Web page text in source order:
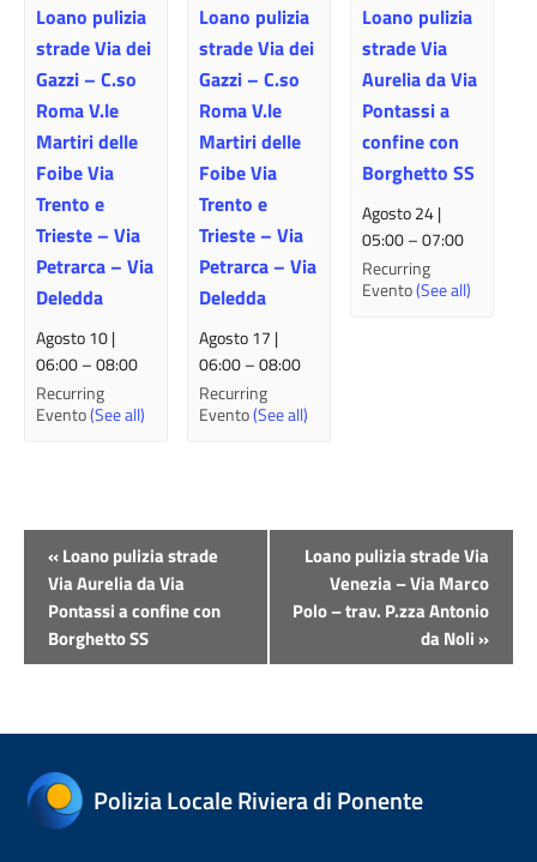
Loano pulizia
strade Via dei
Gazzi – C.so
Roma V.le
Martiri delle
Foibe Via
Trento e
Trieste – Via
Petrarca – Via
Deledda
Agosto 10 |
06:00–08:00
Recurring
Evento(See all)
Loano pulizia
strade Via dei
Gazzi – C.so
Roma V.le
Martiri delle
Foibe Via
Trento e
Trieste – Via
Petrarca – Via
Deledda
Agosto 17 |
06:00–08:00
Recurring
Evento(See all)
Loano pulizia
strade Via
Aurelia da Via
Pontassi a
confine con
Borghetto SS
Agosto 24 |
05:00–07:00
Recurring
Evento(See all)
Evento
Navigazione
«Loano pulizia strade
Via Aurelia da Via
Pontassi a confine con
Borghetto SS
Loano pulizia strade Via
Venezia – Via Marco
Polo – trav. P.zza Antonio
da Noli»
Polizia Locale Riviera di Ponente